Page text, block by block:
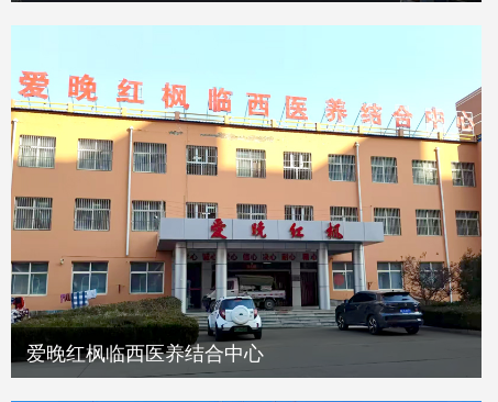
爱晚红枫临西医养结合中心